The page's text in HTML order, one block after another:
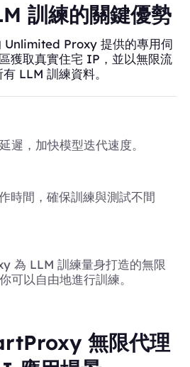
訓練的關鍵優勢
Proxy 提供的專用伺
獲取真實住宅 IP，並以無限流
LLM 訓練資料。
遲，加快模型迭代速度。
時間，確保訓練與測試不間
為 LLM 訓練量身打造的無限
可以自由地進行訓練。
無限代理